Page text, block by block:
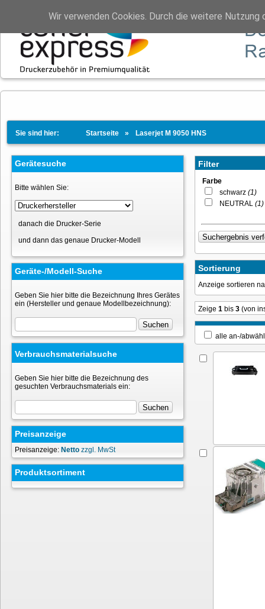
Sie sind hier: Startseite Laserjet M 9050 HNS
Gerätesuche
Bitte wählen Sie:
danach die Drucker-Serie
und dann das genaue Drucker-Modell
Geräte-/Modell-Suche
Geben Sie hier bitte die Bezeichnung Ihres Gerätes
ein (Hersteller und genaue Modellbezeichnung):
Verbrauchsmaterialsuche
Geben Sie hier bitte die Bezeichnung des
gesuchten Verbrauchsmaterials ein:
Preisanzeige
Preisanzeige: Netto zzgl. MwSt
Produktsortiment
Filter
Farbe
schwarz (1)
NEUTRAL (1)
Sortierung
Anzeige sortieren
Zeige 1 bis 3 (von
alle an-/
Wir verwenden Cookies. Durch die weitere